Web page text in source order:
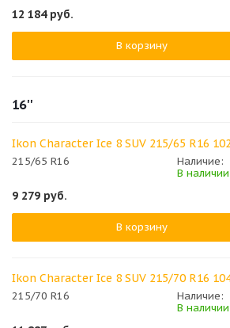
12 184руб.
В корзину
16''
Ikon Character Ice 8 SUV 215/65 R16
215/65 R16
Наличие:
В
9 279 руб.
В корзину
Ikon Character Ice 8 SUV 215/70 R16
215/70 R16
Наличие:
В